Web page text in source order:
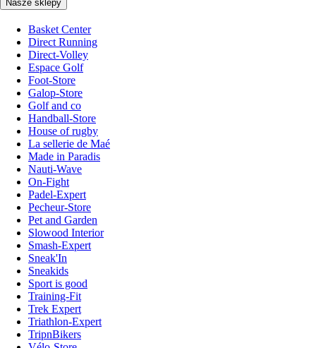
Nasze sklepy
Basket Center
Direct Running
Direct-Volley
Espace Golf
Foot-Store
Galop-Store
Golf and co
Handball-Store
House of rugby
La sellerie de Maé
Made in Paradis
Nauti-Wave
On-Fight
Padel-Expert
Pecheur-Store
Pet and Garden
Slowood Interior
Smash-Expert
Sneak'In
Sneakids
Sport is good
Training-Fit
Trek Expert
Triathlon-Expert
TripnBikers